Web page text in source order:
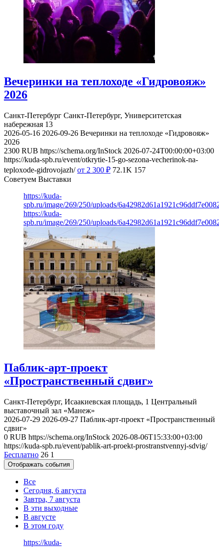
Вечеринки на теплоходе «Гидровояж»
2026
Санкт-Петербург Санкт-Петербург, Университетская
набережная 13
2026-05-16 2026-09-26 Вечеринки на теплоходе «Гидровояж»
2026
2300 RUB https://schema.org/InStock 2026-07-24T00:00:00+03:00
https://kuda-spb.ru/event/otkrytie-15-go-sezona-vecherinok-na-
teploxode-gidrovojazh/ от 2 300 ₽ 72.1K 157
Советуем Выставки
https://kuda-
spb.ru/image/269/250/uploads/
https://kuda-
spb.ru/image/269/250/uploads/
Паблик-арт-проект
«Пространственный сдвиг»
Санкт-Петербург, Исаакиевская площадь, 1 Центральный
выставочный зал «Манеж»
2026-07-29 2026-09-27 Паблик-арт-проект «Пространственный
сдвиг»
0 RUB https://schema.org/InStock 2026-08-06T15:33:00+03:00
https://kuda-spb.ru/event/pablik-art-proekt-prostranstvennyj-sdvig/
Бесплатно 26 1
Отображать события
Все
Сегодня, 6 августа
Завтра, 7 августа
В эти выходные
В августе
В этом году
https://kuda-